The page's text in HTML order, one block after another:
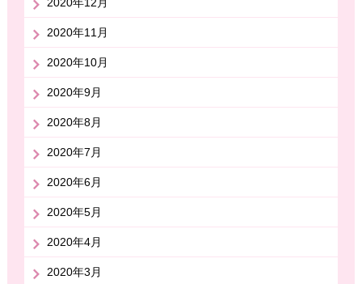
2020年11月
2020年10月
2020年9月
2020年8月
2020年7月
2020年6月
2020年5月
2020年4月
2020年3月